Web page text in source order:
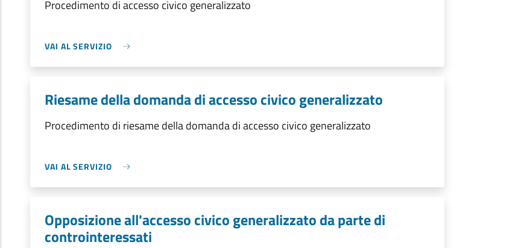
Procedimento di accesso civico generalizzato
VAI AL SERVIZIO
Riesame della domanda di accesso civico generalizzato
Procedimento di riesame della domanda di accesso civico generalizzato
VAI AL SERVIZIO
Opposizione all'accesso civico generalizzato da parte di
controinteressati